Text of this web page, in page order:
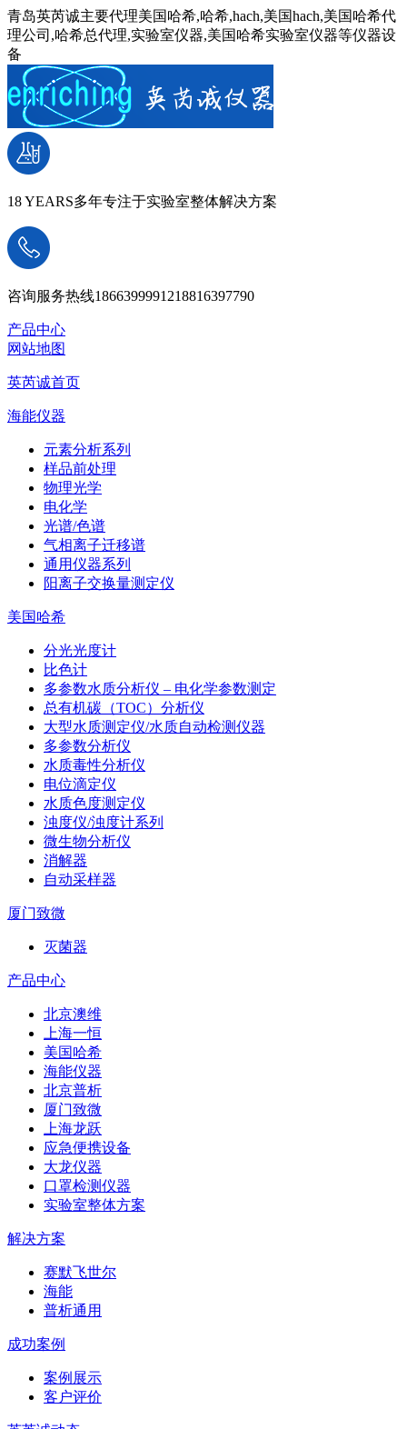
青岛英芮诚主要代理美国哈希,哈希,hach,美国hach,美国哈希代
理公司,哈希总代理,实验室仪器,美国哈希实验室仪器等仪器设
备
18 YEARS多年专注于实验室整体解决方案
咨询服务热线1866399991218816397790
产品中心
网站地图
英芮诚首页
海能仪器
元素分析系列
样品前处理
物理光学
电化学
光谱/色谱
气相离子迁移谱
通用仪器系列
阳离子交换量测定仪
美国哈希
分光光度计
比色计
多参数水质分析仪 – 电化学参数测定
总有机碳（TOC）分析仪
大型水质测定仪/水质自动检测仪器
多参数分析仪
水质毒性分析仪
电位滴定仪
水质色度测定仪
浊度仪/浊度计系列
微生物分析仪
消解器
自动采样器
厦门致微
灭菌器
产品中心
北京澳维
上海一恒
美国哈希
海能仪器
北京普析
厦门致微
上海龙跃
应急便携设备
大龙仪器
口罩检测仪器
实验室整体方案
解决方案
赛默飞世尔
海能
普析通用
成功案例
案例展示
客户评价